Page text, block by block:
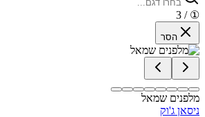
①
/ 3
הסר
מלפנים שמאל
ניסאן ג'וק